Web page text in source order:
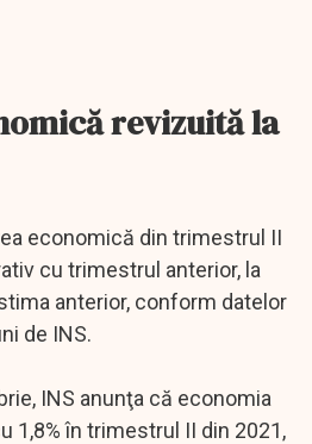
revizuită la
economică din trimestrul II
cu trimestrul anterior, la
anterior, conform datelor
de INS.
INS anunţa că economia
1,8% în trimestrul II din 2021,